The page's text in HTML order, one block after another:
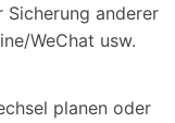
Sicherung anderer
WeChat usw.
planen oder